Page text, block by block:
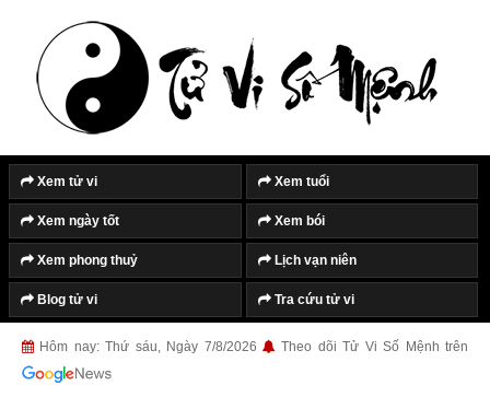
Xem tử vi Xem tuổi
Xem ngày tốt Xem bói
Xem phong thuỷ Lịch vạn niên
Blog tử vi Tra cứu tử vi
Hôm nay: Thứ sáu, Ngày 7/8/2026 Theo dõi Tử Vi Số Mệnh trên